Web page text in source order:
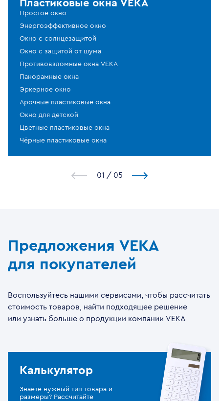
Пластиковые окна VEKA
Простое окно
Энергоэффективное окно
Окно с солнцезащитой
Окно с защитой от шума
Противовзломные окна VEKA
Панорамные окна
Эркерное окно
Арочные пластиковые окна
Окно для детской
Цветные пластиковые окна
Чёрные пластиковые окна
1 / 5
Предложения VEKA
для покупателей
Воспользуйтесь нашими сервисами, чтобы рассчитать
стоимость товаров, найти подходящее решение
или узнать больше о продукции компании VEKA
Калькулятор
Знаете нужный тип товара и
размеры? Рассчитайте